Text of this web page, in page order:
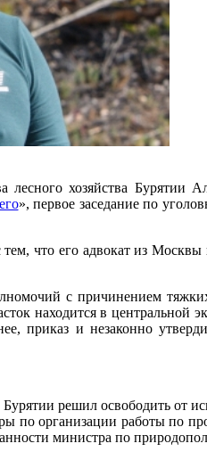
хозяйства
», первое заседание по
что его адвокат из
с причинением
находится в центральной
приказ и незаконно
Бурятии решил освободить от
по организации работы по
министра по